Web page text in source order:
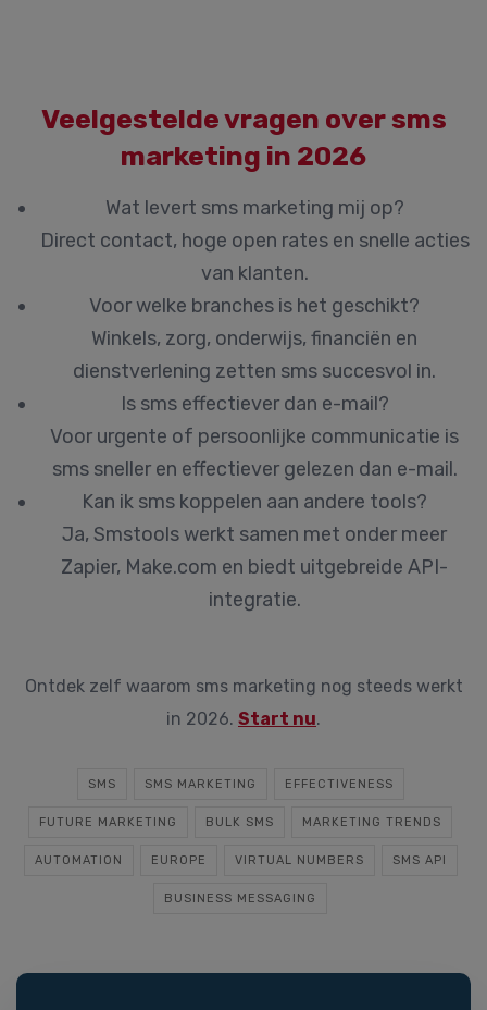
Veelgestelde vragen over sms
marketing in 2026
Wat levert sms marketing mij op?
Direct contact, hoge open rates en snelle acties
van klanten.
Voor welke branches is het geschikt?
Winkels, zorg, onderwijs, financiën en
dienstverlening zetten sms succesvol in.
Is sms effectiever dan e-mail?
Voor urgente of persoonlijke communicatie is
sms sneller en effectiever gelezen dan e-mail.
Kan ik sms koppelen aan andere tools?
Ja, Smstools werkt samen met onder meer
Zapier, Make.com en biedt uitgebreide API-
integratie.
Ontdek zelf waarom sms marketing nog steeds werkt
in 2026. Start nu.
SMS SMS MARKETING EFFECTIVENESS
FUTURE MARKETING BULK SMS MARKETING TRENDS
AUTOMATION EUROPE VIRTUAL NUMBERS SMS API
BUSINESS MESSAGING